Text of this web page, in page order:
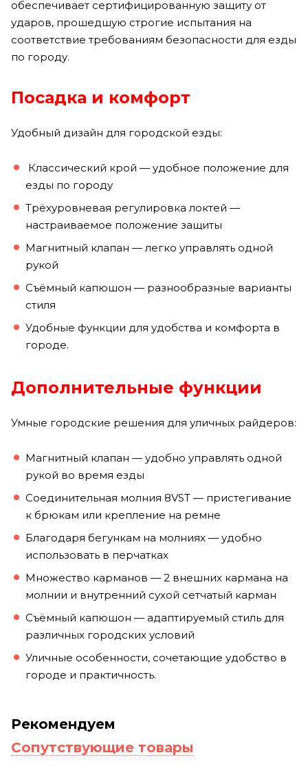
обеспечивает сертифицированную защиту от
ударов, прошедшую строгие испытания на
соответствие требованиям безопасности для езды
по городу.
Посадка и комфорт
Удобный дизайн для городской езды:
Классический крой — удобное положение для
езды по городу
Трёхуровневая регулировка локтей —
настраиваемое положение защиты
Магнитный клапан — легко управлять одной
рукой
Съёмный капюшон — разнообразные варианты
стиля
Удобные функции для удобства и комфорта в
городе.
Дополнительные функции
Умные городские решения для уличных райдеров:
Магнитный клапан — удобно управлять одной
рукой во время езды
Соединительная молния 8VST — пристегивание
к брюкам или крепление на ремне
Благодаря бегункам на молниях — удобно
использовать в перчатках
Множество карманов — 2 внешних кармана на
молнии и внутренний сухой сетчатый карман
Съёмный капюшон — адаптируемый стиль для
различных городских условий
Уличные особенности, сочетающие удобство в
городе и практичность.
Рекомендуем
Сопутствующие товары